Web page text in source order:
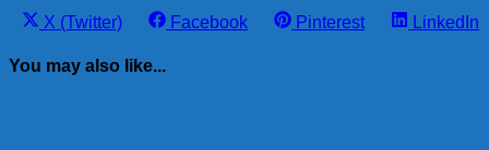
Share
X (Twitter)
Share
Facebook
Share
Pinterest
Share
LinkedIn
You may also like...